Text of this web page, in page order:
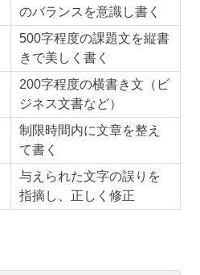
のバランスを意識し書く
500字程度の課題文を縦書
きで美しく書く
200字程度の横書き文（ビ
ジネス文書など）
制限時間内に文章を整え
て書く
与えられた文字の誤りを
指摘し、正しく修正